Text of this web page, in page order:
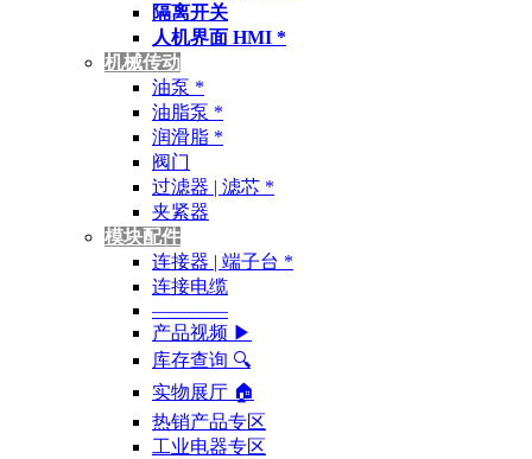
隔离开关
人机界面 HMI *
机械传动
油泵 *
油脂泵 *
润滑脂 *
阀门
过滤器 | 滤芯 *
夹紧器
模块配件
连接器 | 端子台 *
连接电缆
————
产品视频 ▶
库存查询 🔍︎
实物展厅 🏠︎
热销产品专区
工业电器专区